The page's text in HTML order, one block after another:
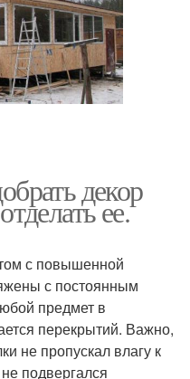
декор
ее.
с повышенной
с постоянным
предмет в
перекрытий. Важно,
не пропускал влагу к
подвергался